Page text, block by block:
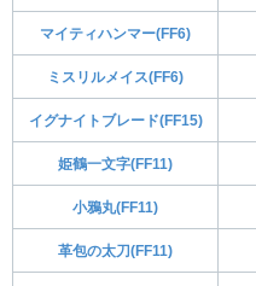
マイティハンマー(FF6)
ミスリルメイス(FF6)
イグナイトブレード(FF15)
姫鶴一文字(FF11)
小鴉丸(FF11)
革包の太刀(FF11)